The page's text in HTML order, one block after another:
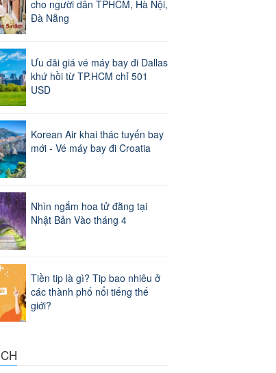
cho người dân TPHCM, Hà Nội,
Đà Nẵng
Ưu đãi giá vé máy bay đi Dallas
khứ hồi từ TP.HCM chỉ 501
USD
Korean Air khai thác tuyến bay
mới - Vé máy bay đi Croatia
Nhìn ngắm hoa tử đằng tại
Nhật Bản Vào tháng 4
Tiền tip là gì? Tip bao nhiêu ở
các thành phố nổi tiếng thế
giới?